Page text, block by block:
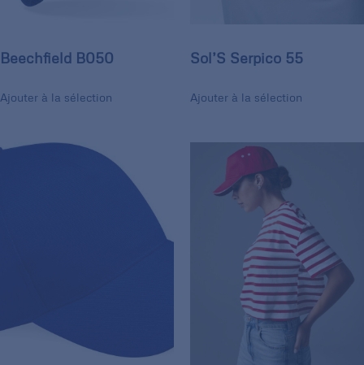
Beechfield B050
Ajouter à la sélection
Sol’S Serpico 55
Ajouter à la sélection